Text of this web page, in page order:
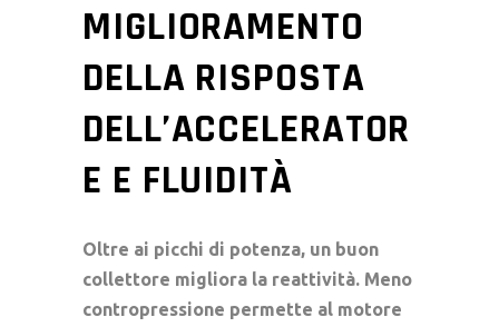
MIGLIORAMENTO
DELLA RISPOSTA
DELL’ACCELERATOR
E E FLUIDITÀ
Oltre ai picchi di potenza, un buon
collettore migliora la reattività. Meno
contropressione permette al motore